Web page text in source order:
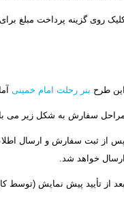
روی گزینه پرداخت مبلغ
این طرح بنر رحلت امام خمینی
مراحل سفارش به شکل زیر می
پس از ثبت سفارش و ارسال
ارسال خواهد شد.
بعد از تأیید پیش نمایش (توسط